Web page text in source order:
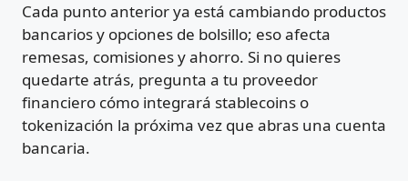
Cada punto anterior ya está cambiando productos
bancarios y opciones de bolsillo; eso afecta
remesas, comisiones y ahorro. Si no quieres
quedarte atrás, pregunta a tu proveedor
financiero cómo integrará stablecoins o
tokenización la próxima vez que abras una cuenta
bancaria.